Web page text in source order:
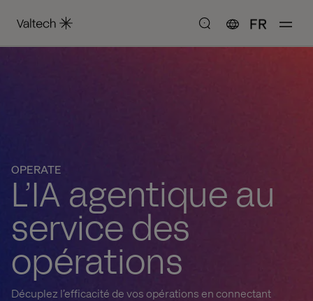
FR
L’IA agentique au
service des
opérations
Décuplez l’efficacité de vos opérations en connectant
OPERATE